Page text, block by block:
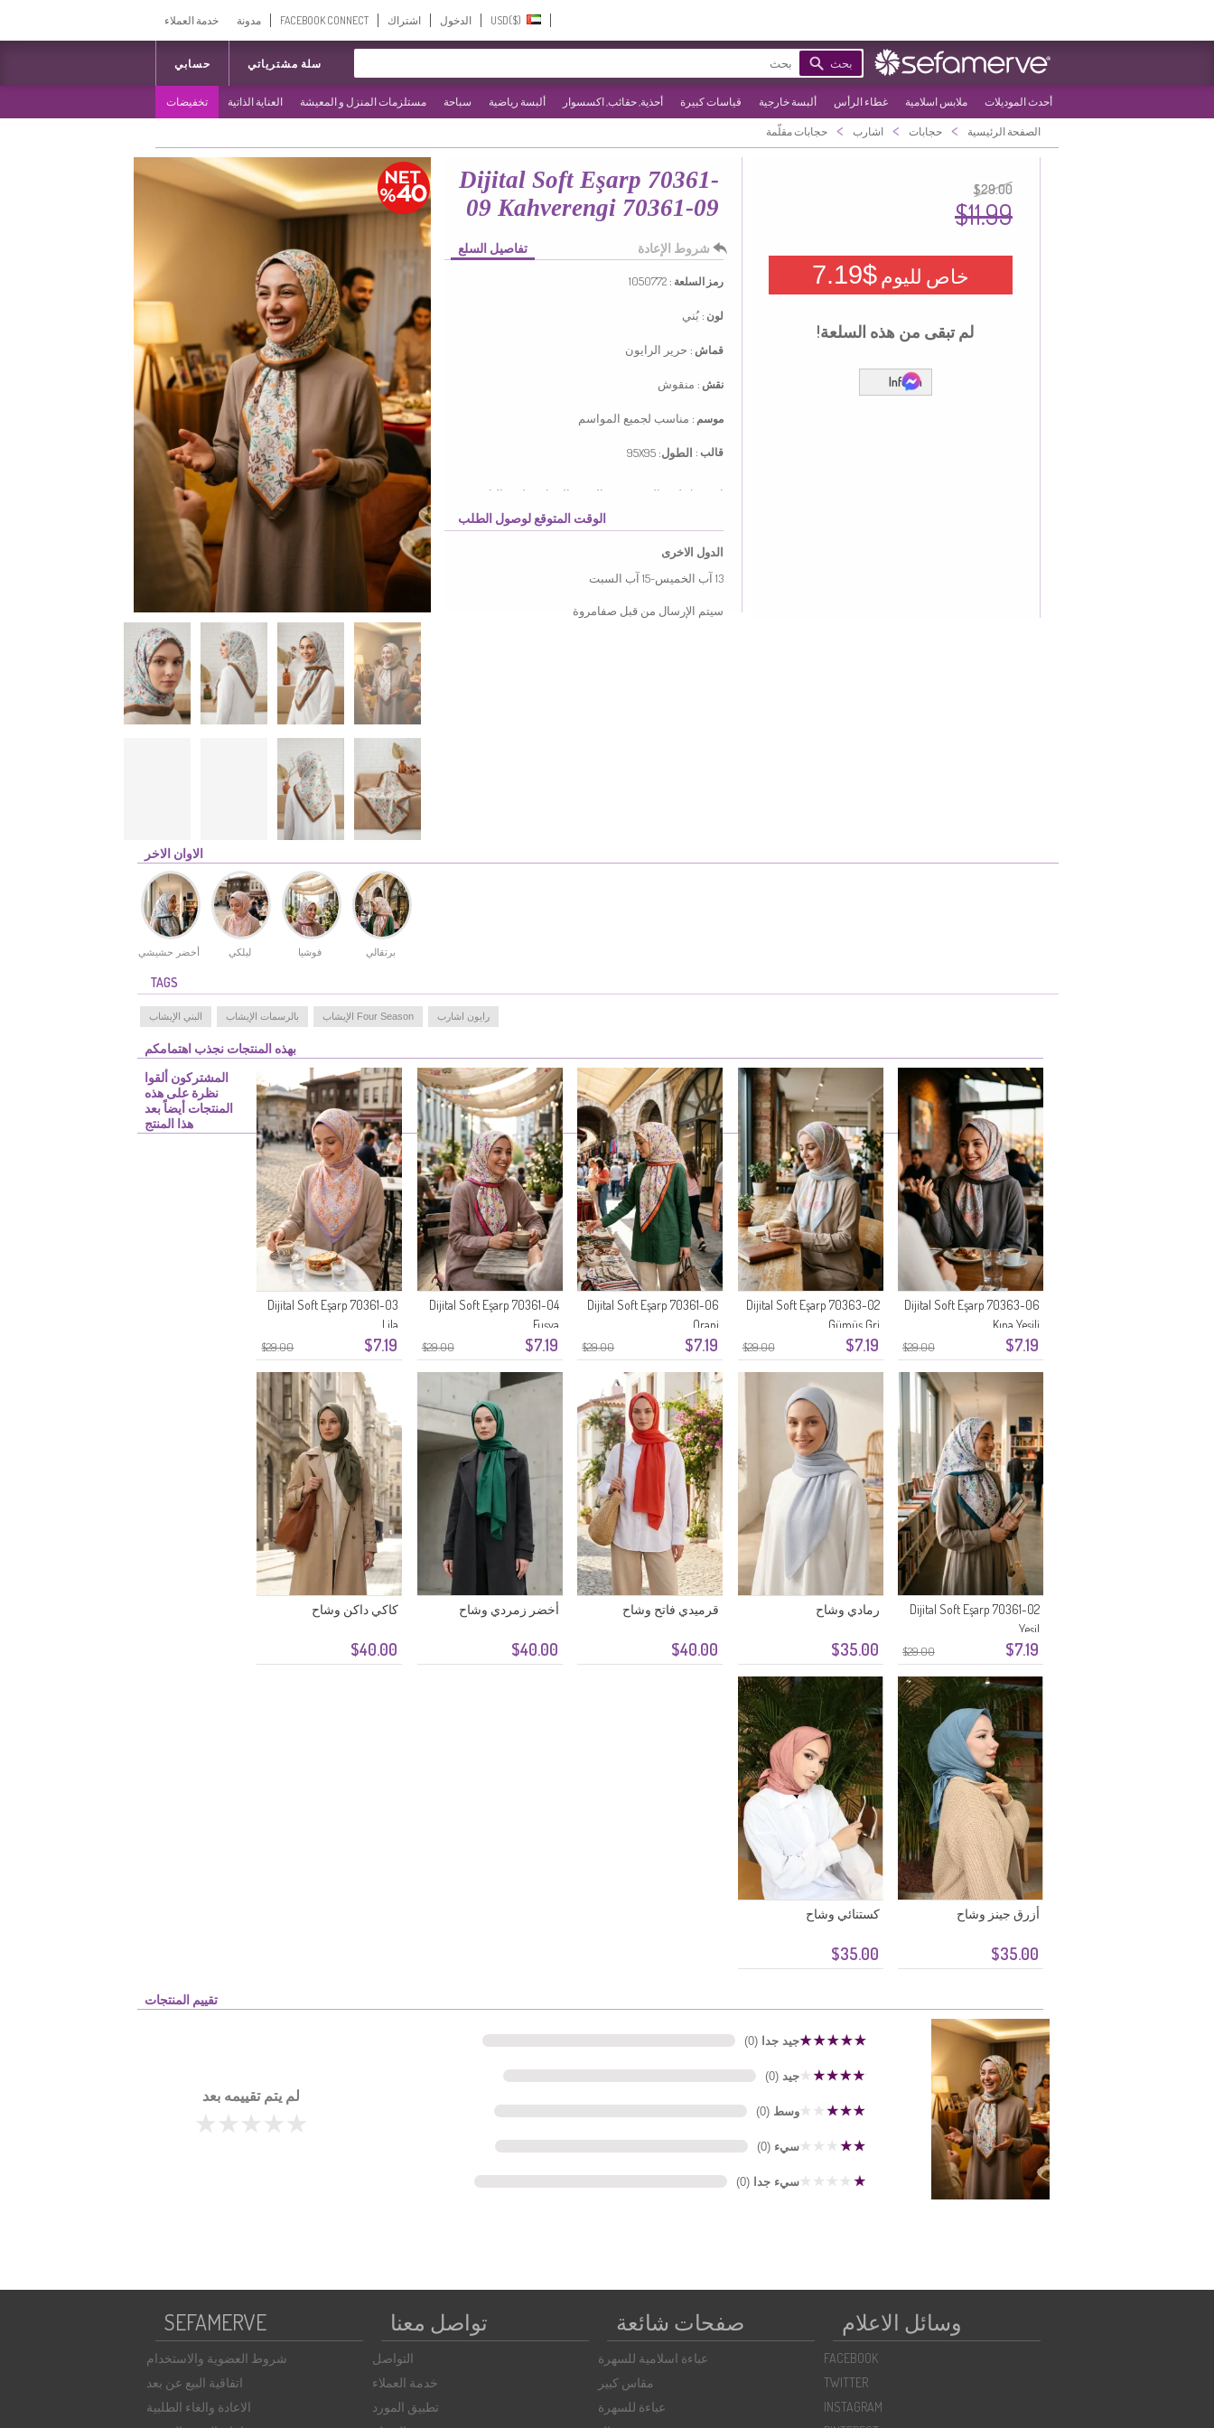
الدخول اشتراك FACEBOOK CONNECT مدونة خدمة العملاء
بحث حسابي سلة مشترياتي
أحدث الموديلات ملابس اسلامية غطاء الرأس ألبسة خارجية قياسات كبيرة أحذية, حقائب, اكسسوار ألبسة رياضية سباحة مستلزمات المنزل و المعيشة العناية الذاتية تخفيضات
الصفحة الرئيسية > حجابات > اشارب > حجابات مقلّمة
Dijital Soft Eşarp 70361-
09 Kahverengi 70361-09
تفاصيل السلع شروط الإعادة
رمز السلعة : 1050772
لون : بُني
قماش : حرير الرايون
نقش : منقوش
موسم : مناسب لجميع المواسم
قالب : الطول:
استعمل لون البني. نسيج الحرير الصناعي لديه الناعمة
الملمس. صمم مع القماش المزخرف. مناسب لجميع
المواسم. حسب طول القياسات العادية.
Modern kadının zarafetini ve konforunu ön planda tutan
dijital rayon koleksiyonumuz, her mevsim stilinize eşlik
etmek üzere tasarlanmıştır. Özel dokusu sayesinde başta
muhafazakar giyim tarzının vazgeçilmez parçalarından
الوقت المتوقع لوصول الطلب
الدول الاخرى
13 آب الخميس-15 آب السبت
سيتم الإرسال من قبل صفامروة
$29.00
$11.99
خاص لليوم$7.19
لم تبقى من هذه السلعة!
Inform
الاوان الاخر
أخضر حشيشي ليلكي فوشيا برتقالي
TAGS
البني الإيشاب بالرسمات الإيشاب Four Season الإيشاب رايون اشارب
بهذه المنتجات نجذب اهتمامكم
$29.00 $7.19
Dijital Soft Eşarp 70363-06
Kına Yeşili
$29.00 $7.19
Dijital Soft Eşarp 70363-02
Gümüş Gri
$29.00 $7.19
Dijital Soft Eşarp 70361-06
Oranj
$29.00 $7.19
Dijital Soft Eşarp 70361-04
Fuşya
$29.00 $7.19
Dijital Soft Eşarp 70361-03
Lila
$29.00 $7.19
Dijital Soft Eşarp 70361-02
Yeşil
المشتركون ألقوا
نظرة على هذه
المنتجات أيضاً بعد
هذا المنتج
$35.00
رمادي وشاح
$40.00
قرميدي فاتح وشاح
$40.00
أخضر زمردي وشاح
$40.00
كاكي داكن وشاح
$35.00
أزرق جينز وشاح
$35.00
كستنائي وشاح
تقييم المنتجات
جيد جدا (0)
جيد (0)
وسط (0)
سيء (0)
سيء جدا (0)
لم يتم تقييمه بعد
SEFAMERVE
شروط العضوية والاستخدام
اتفاقية البيع عن بعد
الاعادة والغاء الطلبية
تواصل معنا
التواصل
خدمة العملاء
تطبيق المورد
صفحات شائعة
عباءة اسلامية للسهرة
مقاس كبير
عباءة للسهرة
وسائل الاعلام
FACEBOOK
TWITTER
INSTAGRAM